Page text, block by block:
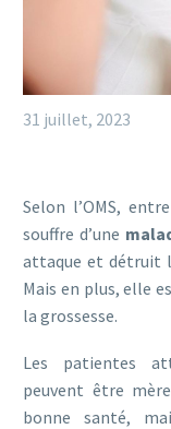
31 juillet, 2023
Selon l’OMS,
souffre d’une
attaque et détruit
Mais en plus, elle
la grossesse.
Les patientes
peuvent être
bonne santé,